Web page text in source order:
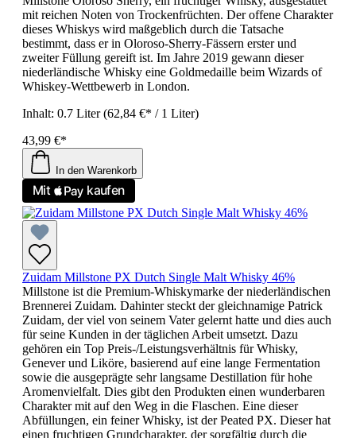
mit reichen Noten von Trockenfrüchten. Der offene Charakter
dieses Whiskys wird maßgeblich durch die Tatsache
bestimmt, dass er in Oloroso-Sherry-Fässern erster und
zweiter Füllung gereift ist. Im Jahre 2019 gewann dieser
niederländische Whisky eine Goldmedaille beim Wizards of
Whiskey-Wettbewerb in London.
Inhalt: 0.7 Liter(62,84 €* / 1 Liter)
43,99 €*
In den Warenkorb
Zuidam Millstone PX Dutch Single Malt Whisky 46%
Millstone ist die Premium-Whiskymarke der niederländischen
Brennerei Zuidam. Dahinter steckt der gleichnamige Patrick
Zuidam, der viel von seinem Vater gelernt hatte und dies auch
für seine Kunden in der täglichen Arbeit umsetzt. Dazu
gehören ein Top Preis-/Leistungsverhältnis für Whisky,
Genever und Liköre, basierend auf eine lange Fermentation
sowie die ausgeprägte sehr langsame Destillation für hohe
Aromenvielfalt. Dies gibt den Produkten einen wunderbaren
Charakter mit auf den Weg in die Flaschen. Eine dieser
Abfüllungen, ein feiner Whisky, ist der Peated PX. Dieser hat
einen fruchtigen Grundcharakter, der sorgfältig durch die